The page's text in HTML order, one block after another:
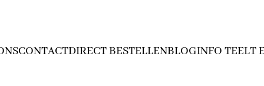
CONTACTDIRECT BESTELLENBLOGINFO TEELT